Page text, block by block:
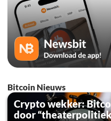
Bitcoin Nieuws
Crypto wekker:
door